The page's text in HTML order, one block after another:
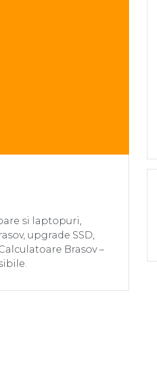
si laptopuri,
upgrade SSD,
Brasov –